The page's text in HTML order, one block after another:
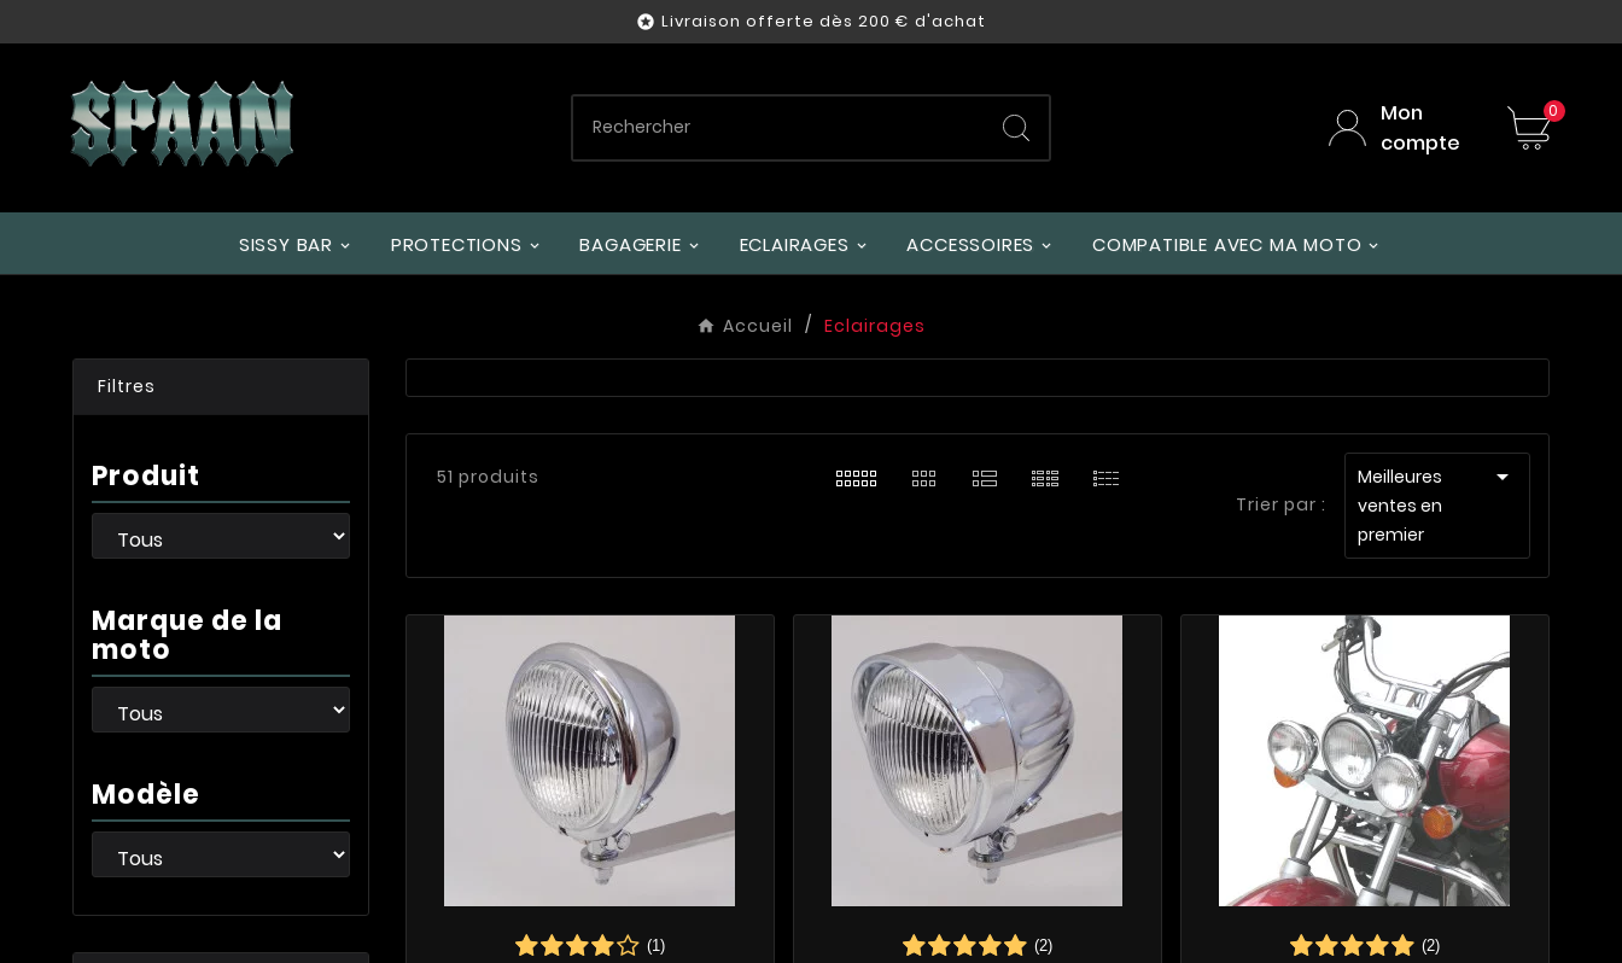
 Livraison offerte dès 200 € d'achat
Mon
compte
0
SISSY BAR PROTECTIONS BAGAGERIE ECLAIRAGES ACCESSOIRES COMPATIBLE AVEC MA MOTO
Accueil Eclairages
Filtres
Produit
Marque de la
moto
Modèle
51 produits
Trier par :
Meilleures
ventes en
premier

(1) (2) (2)